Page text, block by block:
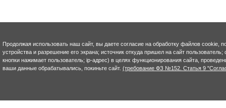
Продолжая использовать наш сайт, вы даете согласие на обработку файлов cookie,
устройства и разрешение его экрана; источник откуда пришел на сайт
кнопки нажимает пользователь; ip-адрес) в целях функционирования сайта,
ваши данные обрабатывались, покиньте сайт. (требование ФЗ №152. Статья 9